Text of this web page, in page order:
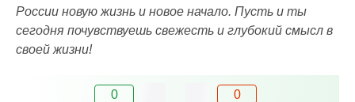
России новую жизнь и новое начало. Пусть и ты
сегодня почувствуешь свежесть и глубокий смысл в
своей жизни!
0 0